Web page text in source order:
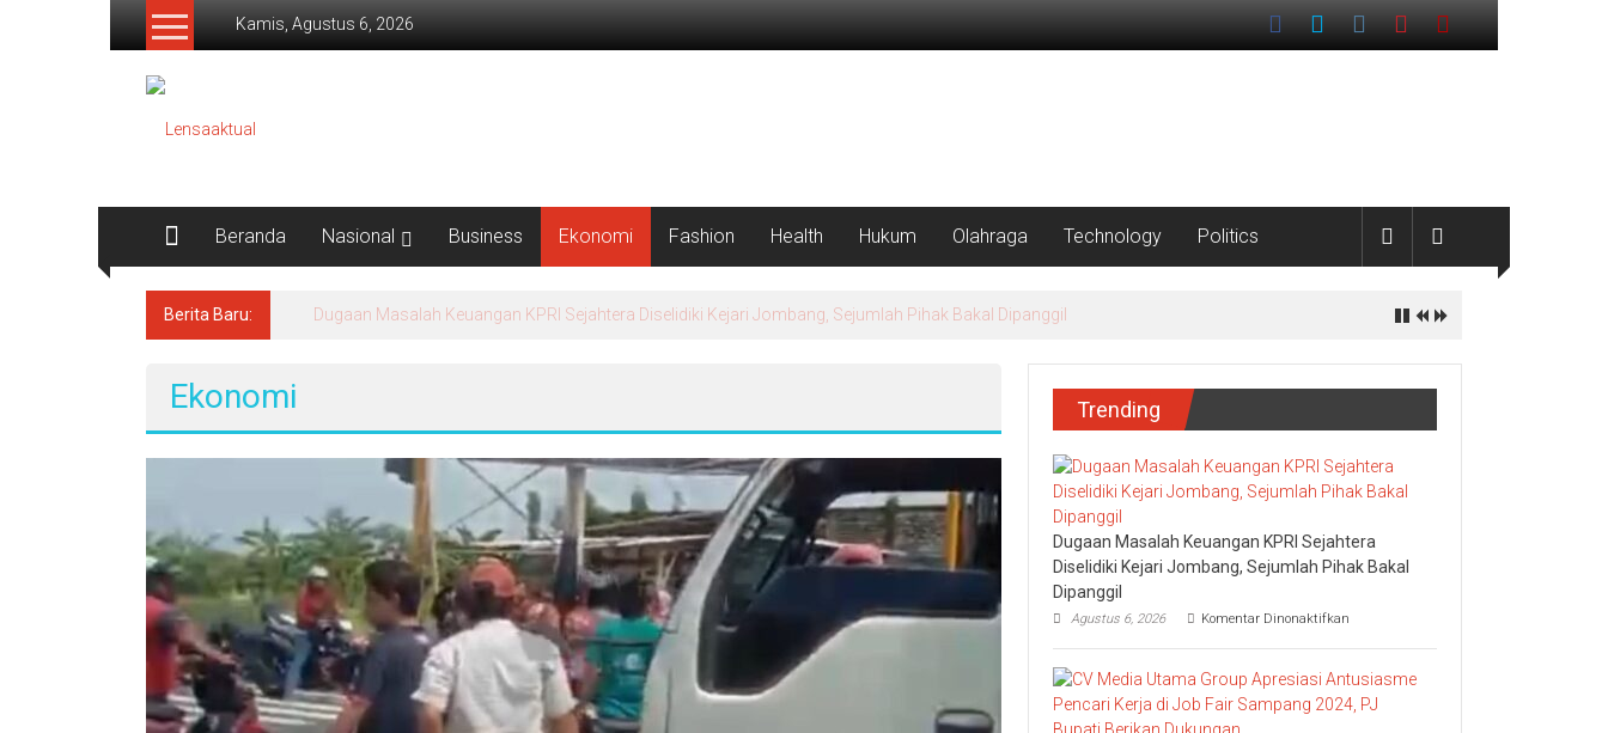
Lompat
Kamis, Agustus 6, 2026
Lensaaktual
Beranda Nasional Business Ekonomi Fashion Health Hukum Olahraga Technology Politics
Berita Baru: Program Kampung Nelayan Merah Putih Masuk Lamongan, Paciran & Brondong Jadi Pusat Ekonomi Pesisir
Ekonomi Trending
Dugaan Masalah Keuangan KPRI Sejahtera
Diselidiki Kejari Jombang, Sejumlah Pihak Bakal
Dipanggil
Agustus 6, 2026 Komentar Dinonaktifkan
Masalah
Keuangan
KPRI
Sejahtera